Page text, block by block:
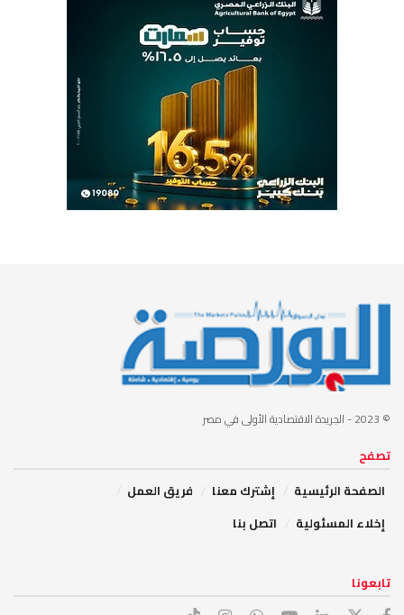
© 2023 - الجريدة الاقتصادية الأولى في مصر
تصفح
الصفحة الرئيسية
إشترك معنا
فريق العمل
إخلاء المسئولية
اتصل بنا
تابعونا